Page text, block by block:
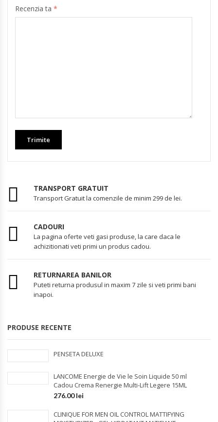
Recenzia ta *
TRANSPORT GRATUIT
Transport Gratuit la comenzile de minim 299 de lei.
CADOURI
La pagina oferte veti gasi produse, la care daca le
achizitionati veti primi un produs cadou.
RETURNAREA BANILOR
Puteti returna produsul in maxim 7 zile si veti primi bani
inapoi.
PRODUSE RECENTE
PENSETA DELUXE
LANCOME Energie de Vie le Soin Liquide 50 ml
Cadou Crema Renergie Multi-Lift Legere 15ML
276.00lei
CLINIQUE FOR MEN OIL CONTROL MATTIFYING